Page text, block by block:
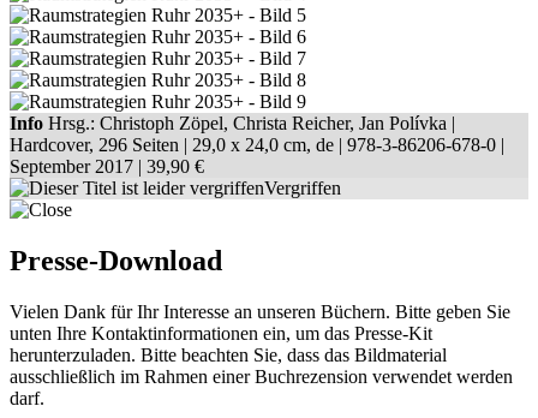
Info Hrsg.: Christoph Zöpel, Christa Reicher, Jan Polívka |
Hardcover, 296 Seiten | 29,0 x 24,0 cm, de | 978-3-86206-678-0 |
September 2017 | 39,90 €
Vergriffen
Presse-Download
Vielen Dank für Ihr Interesse an unseren Büchern. Bitte geben Sie
unten Ihre Kontaktinformationen ein, um das Presse-Kit
herunterzuladen. Bitte beachten Sie, dass das Bildmaterial
ausschließlich im Rahmen einer Buchrezension verwendet werden
darf.